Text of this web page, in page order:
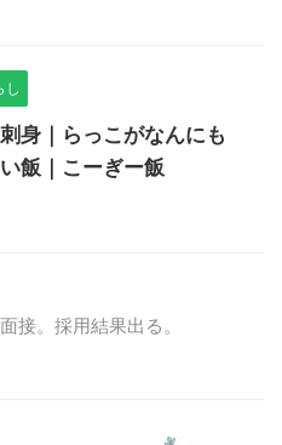
し
身｜らっこがなんにも
飯｜こーぎー飯
接。採用結果出る。